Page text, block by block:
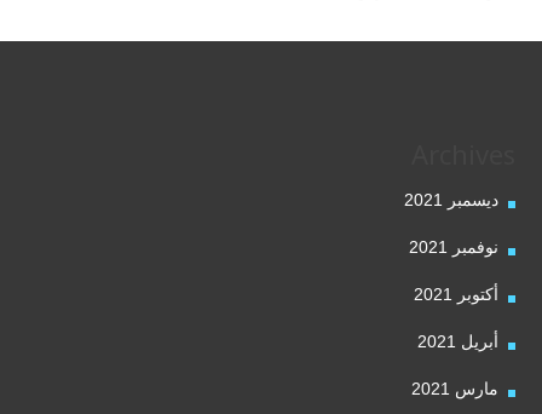
ديسمبر 2021
نوفمبر 2021
أكتوبر 2021
أبريل 2021
مارس 2021